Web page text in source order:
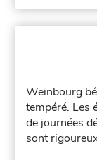
Weinbourg
tempéré. Les
de journées
sont